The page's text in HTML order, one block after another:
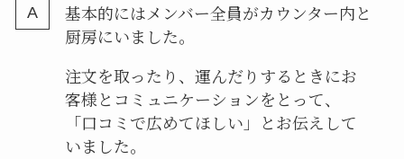
基本的にはメンバー全員がカウンター内と
厨房にいました。
注文を取ったり、運んだりするときにお
客様とコミュニケーションをとって、
「口コミで広めてほしい」とお伝えして
いました。